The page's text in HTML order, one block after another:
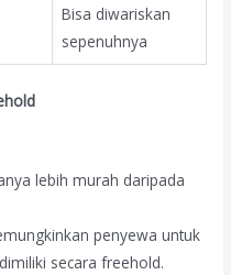
Bisa diwariskan
sepenuhnya
lebih murah daripada
penyewa untuk
secara freehold.